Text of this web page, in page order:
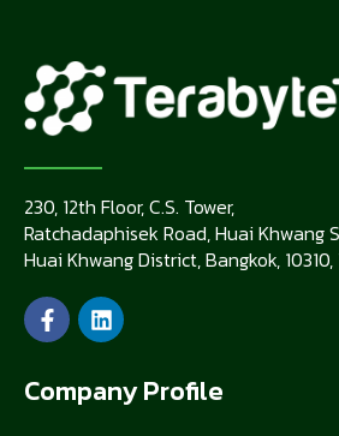
230, 12th Floor, C.S. Tower,
Ratchadaphisek Road, Huai Khwang
Huai Khwang District, Bangkok,
Company Profile